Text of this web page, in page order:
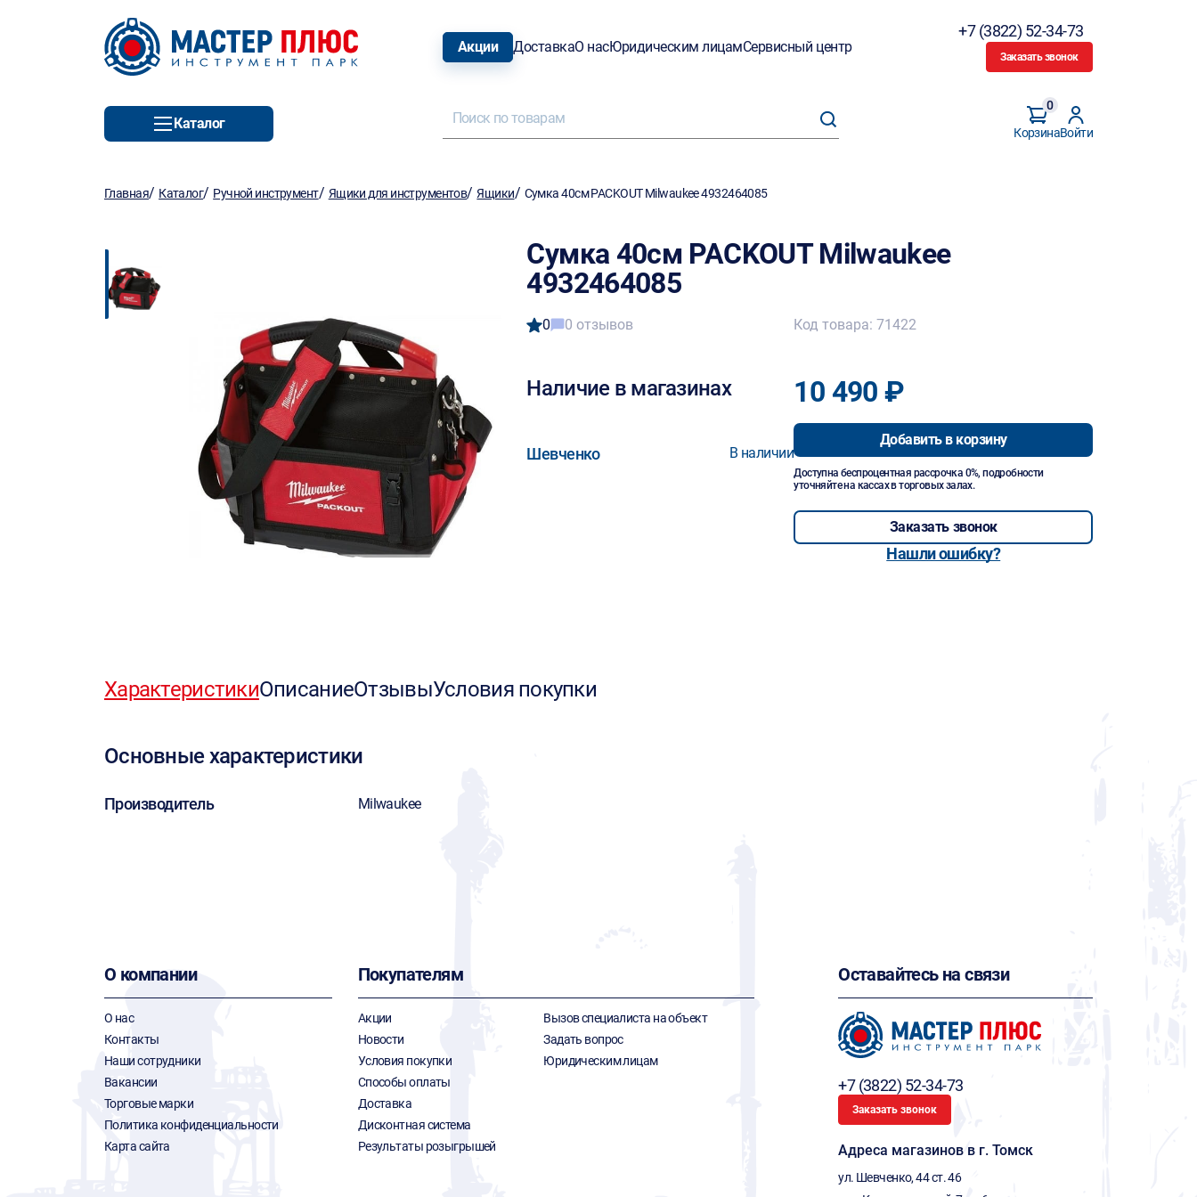
Акции ДоставкаО насЮридическим лицамСервисный центр
+7 (3822) 52-34-73
Заказать звонок
Каталог
Корзина
0
Войти
Главная/ Каталог/ Ручной инструмент/ Ящики для инструментов/Ящики/ Сумка 40см PACKOUT Milwaukee 4932464085
Сумка 40см PACKOUT Milwaukee
4932464085
0 0 отзывов
Наличие в магазинах
Шевченко В наличии
Код товара: 71422
10 490 ₽
Добавить в корзину
Доступна беспроцентная рассрочка 0%, подробности
уточняйте на кассах в торговых залах.
Заказать звонок
Нашли ошибку?
ХарактеристикиОписаниеОтзывыУсловия покупки
Основные характеристики
Производитель Milwaukee
О компании
О нас
Контакты
Наши сотрудники
Вакансии
Торговые марки
Политика конфиденциальности
Карта сайта
Покупателям
Акции
Новости
Условия покупки
Способы оплаты
Доставка
Дисконтная система
Результаты розыгрышей
Вызов специалиста на объект
Задать вопрос
Юридическим лицам
Оставайтесь на связи
+7 (3822) 52-34-73
Заказать звонок
Адреса магазинов в г. Томск
ул. Шевченко, 44 ст. 46